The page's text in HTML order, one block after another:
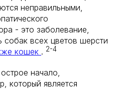
неправильными,
- это заболевание,
всех цветов шерсти
кошек . 2-4
начало,
который является